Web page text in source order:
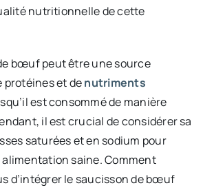
nutritionnelle de cette
bœuf peut être une source
protéines et denutriments
est consommé de manière
il est crucial de considérer sa
saturées et en sodium pour
saine. Comment
d’intégrer le saucisson de bœuf